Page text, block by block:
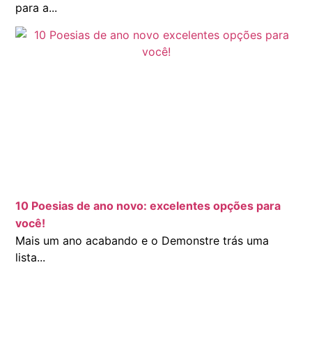
para a...
10 Poesias de ano novo: excelentes opções para
você!
Mais um ano acabando e o Demonstre trás uma
lista...